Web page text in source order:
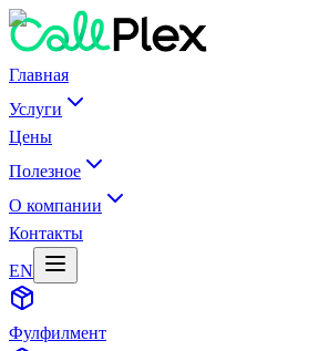
Главная
Услуги
Цены
Полезное
О компании
Контакты
EN
Фулфилмент